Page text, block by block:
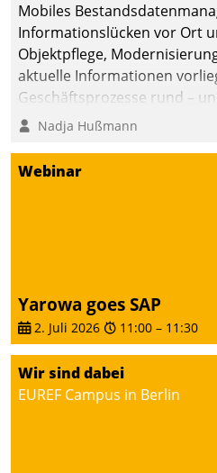
Mobiles
Informationslücken vor Ort
Objektpflege,
aktuelle Informationen
Geschäftsprozesse rund –
Nadja Hußmann
Webinar
Yarowa goes SAP
2. Juli 2026 11:00 – 11:30
Wir sind dabei
EUREF Campus in Berlin